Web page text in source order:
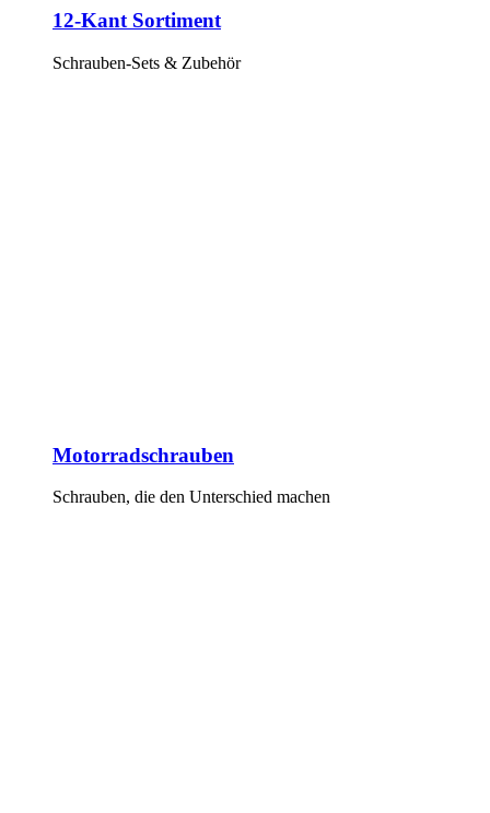
12-Kant Sortiment
Schrauben-Sets & Zubehör
Motorradschrauben
Schrauben, die den Unterschied machen